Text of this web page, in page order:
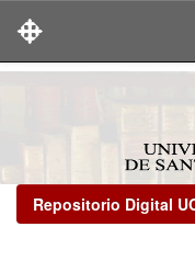
Repositorio Digital